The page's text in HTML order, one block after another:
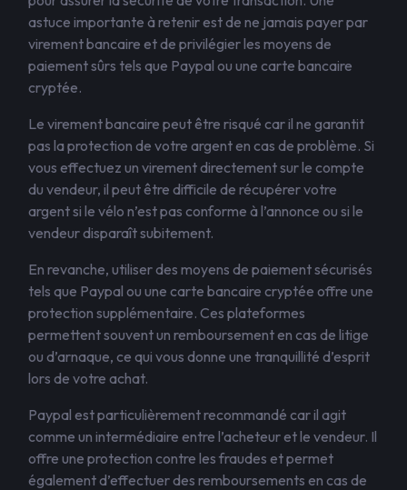
astuce importante à retenir est de ne jamais payer par
virement bancaire et de privilégier les moyens de
paiement sûrs tels que Paypal ou une carte bancaire
cryptée.
Le virement bancaire peut être risqué car il ne garantit
pas la protection de votre argent en cas de problème. Si
vous effectuez un virement directement sur le compte
du vendeur, il peut être difficile de récupérer votre
argent si le vélo n’est pas conforme à l’annonce ou si le
vendeur disparaît subitement.
En revanche, utiliser des moyens de paiement sécurisés
tels que Paypal ou une carte bancaire cryptée offre une
protection supplémentaire. Ces plateformes
permettent souvent un remboursement en cas de litige
ou d’arnaque, ce qui vous donne une tranquillité d’esprit
lors de votre achat.
Paypal est particulièrement recommandé car il agit
comme un intermédiaire entre l’acheteur et le vendeur. Il
offre une protection contre les fraudes et permet
également d’effectuer des remboursements en cas de